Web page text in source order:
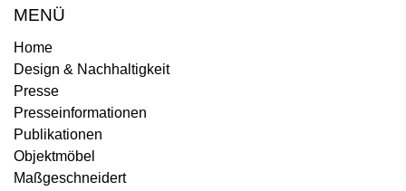
MENÜ
Home
Design & Nachhaltigkeit
Presse
Presseinformationen
Publikationen
Objektmöbel
Maßgeschneidert